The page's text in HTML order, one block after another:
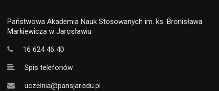
Państwowa Akademia Nauk Stosowanych im. ks. Bronisława
Markiewicza w Jarosławiu
16 624 46 40
Spis telefonów
uczelnia@pansjar.edu.pl